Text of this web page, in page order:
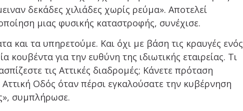
δεκάδες χιλιάδες χωρίς ρεύμα». Αποτελεί
μιας φυσικής καταστροφής, συνέχισε.
και τα υπηρετούμε. Και όχι με βάση τις κραυγές ενός
κουβέντα για την ευθύνη της ιδιωτικής εταιρείας. Τι
τις Αττικές διαδρομές; Κάνετε πρόταση
Αττική Οδός όταν πέρσι εγκαλούσατε την κυβέρνηση
συμπλήρωσε.